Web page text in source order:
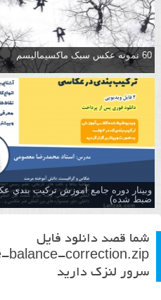
60 نمونه عکس سبک ماکسیمالیسم
وبینار دوره جامع آموزش تركيب بندي
ضبط شده)
شما قصد دانلود فایل
balance-correction.zip
سرور لنزک دارید